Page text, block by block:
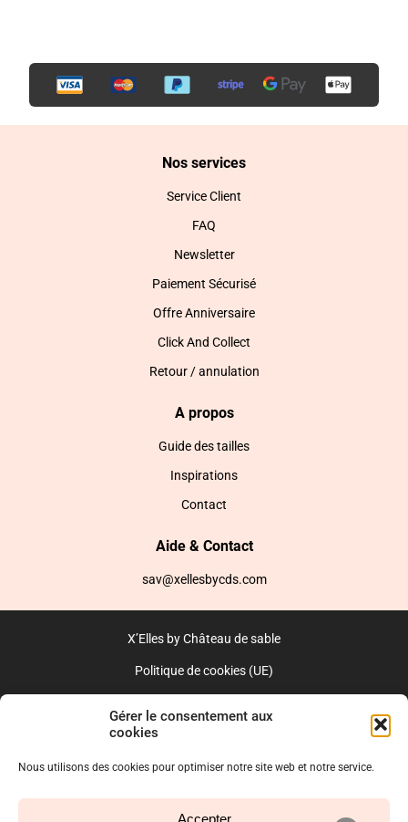
Gérer le consentement aux
cookies
Nous utilisons des cookies pour optimiser notre site web et notre service.
Accepter
Nos services
Service Client
FAQ
Newsletter
Paiement Sécurisé
Offre Anniversaire
Click And Collect
Retour / annulation
A propos
Guide des tailles
Inspirations
Contact
Aide & Contact
sav@xellesbycds.com
X’Elles by Château de sable
Politique de cookies (UE)
Réalisé par l’agence web :